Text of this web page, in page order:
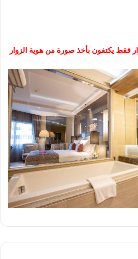
فقط يكتفون بأخذ صورة من هوية الزوار